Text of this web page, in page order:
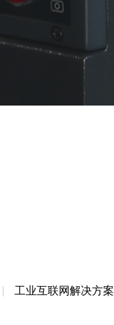
新能源汽车
工业互联网解决方案